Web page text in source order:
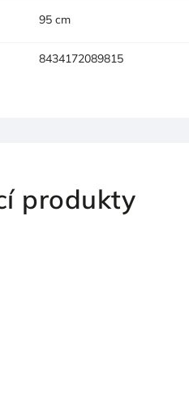
95 cm
8434172089815
produkty